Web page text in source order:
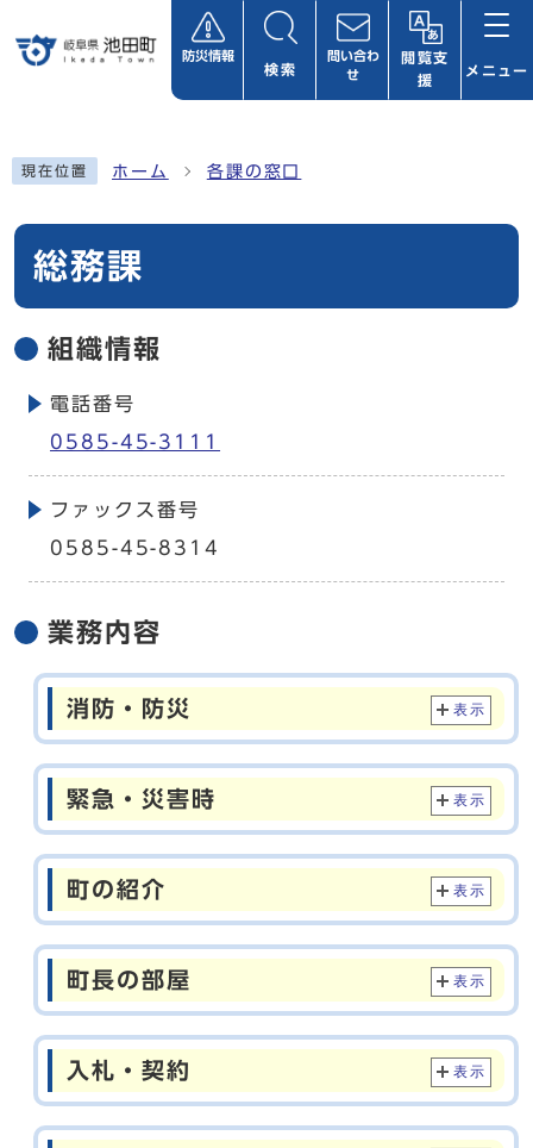
防災情報
検索
問い合わ
せ
閲覧支
援
メニュー
現在位置 ホーム 各課の窓口
総務課
組織情報
電話番号
0585-45-3111
ファックス番号
0585-45-8314
業務内容
消防・防災 表示
緊急・災害時 表示
町の紹介 表示
町長の部屋 表示
入札・契約 表示